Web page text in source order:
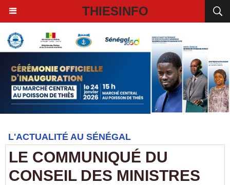
THIESINFO
L'ACTUALITÉ AU SÉNÉGAL
LE COMMUNIQUÉ DU
CONSEIL DES MINISTRES